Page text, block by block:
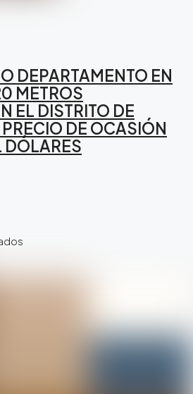
DEPARTAMENTO EN
METROS
EL DISTRITO DE
DE OCASIÓN